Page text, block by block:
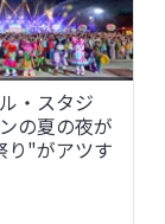
大内宿・会津若
・スタジオ・ジ
・スタジ
の夏の夜が
り"がアツす